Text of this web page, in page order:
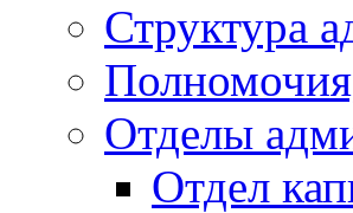
Структура
Отделы
Отдел